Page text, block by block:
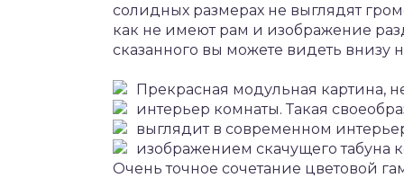
солидных размерах не выглядят
как не имеют рам и изображение
сказанного вы можете видеть внизу
Прекрасная модульная
интерьер комнаты. Такая
выглядит в современном
изображением скачущего табуна
Очень точное сочетание цветовой